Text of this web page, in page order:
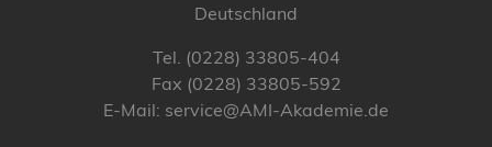
Deutschland
Tel. (0228) 33805-404
Fax (0228) 33805-592
E-Mail: service@AMI-Akademie.de